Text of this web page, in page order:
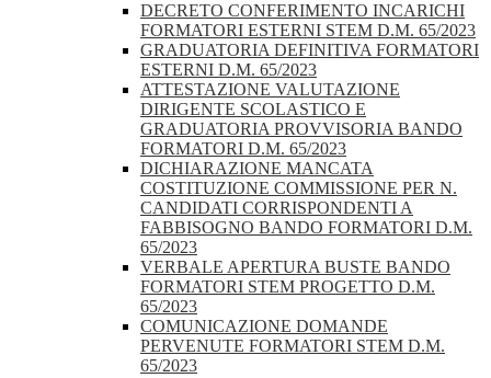
DECRETO CONFERIMENTO INCARICHI
FORMATORI ESTERNI STEM D.M. 65/2023
GRADUATORIA DEFINITIVA FORMATORI
ESTERNI D.M. 65/2023
ATTESTAZIONE VALUTAZIONE
DIRIGENTE SCOLASTICO E
GRADUATORIA PROVVISORIA BANDO
FORMATORI D.M. 65/2023
DICHIARAZIONE MANCATA
COSTITUZIONE COMMISSIONE PER N.
CANDIDATI CORRISPONDENTI A
FABBISOGNO BANDO FORMATORI D.M.
65/2023
VERBALE APERTURA BUSTE BANDO
FORMATORI STEM PROGETTO D.M.
65/2023
COMUNICAZIONE DOMANDE
PERVENUTE FORMATORI STEM D.M.
65/2023